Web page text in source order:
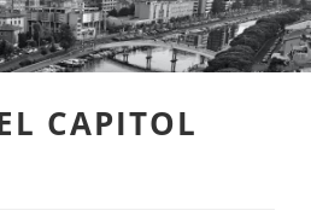
CAPITOL